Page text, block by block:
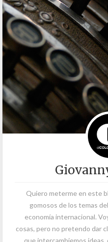
Quiero meterme en este
gomosos de los temas
economía internacional.
cosas, pero no pretendo dar
que intercambiemos ideas,